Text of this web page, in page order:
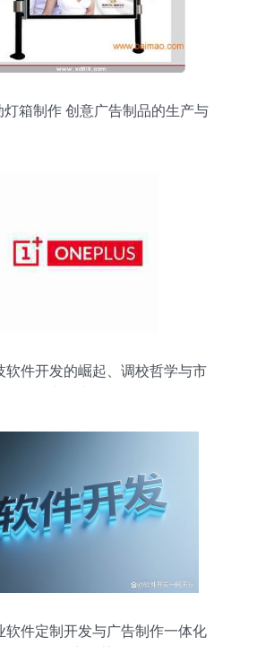
灯箱制作 创意广告制品的生产与
软件开发的崛起、调校哲学与市
软件定制开发与广告制作一体化